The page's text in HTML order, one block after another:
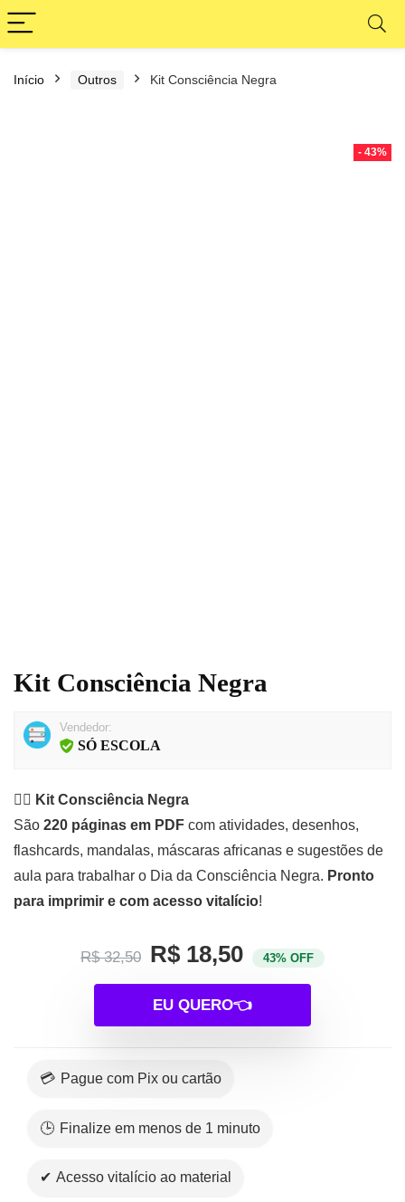
Início Outros Kit Consciência Negra
- 43%
Kit Consciência Negra
Vendedor:
SÓ ESCOLA
✊🏿 Kit Consciência Negra
São 220 páginas em PDF com atividades, desenhos,
flashcards, mandalas, máscaras africanas e sugestões de
aula para trabalhar o Dia da Consciência Negra. Pronto
para imprimir e com acesso vitalício!
R$ 32,50 R$ 18,50 43% OFF
EU QUERO👈
💳 Pague com Pix ou cartão
🕒 Finalize em menos de 1 minuto
✔ Acesso vitalício ao material